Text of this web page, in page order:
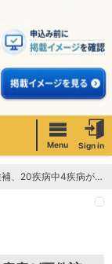
Menu Sign in
4疾病が要件該当 16疾病は見送り